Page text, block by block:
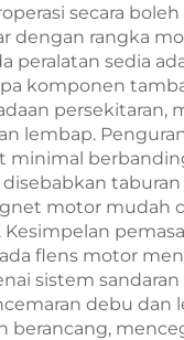
secara
dengan rangka
sedia
komponen
lembap.
motor mudah
flens motor
sistem
debu